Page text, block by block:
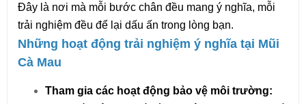
Đây là nơi mà mỗi bước chân đều mang ý nghĩa, mỗi
trải nghiệm đều để lại dấu ấn trong lòng bạn.
Những hoạt động trải nghiệm ý nghĩa tại Mũi
Cà Mau
Tham gia các hoạt động bảo vệ môi trường: